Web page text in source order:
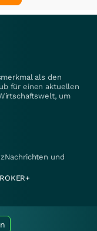
als den
für einen aktuellen
um
und